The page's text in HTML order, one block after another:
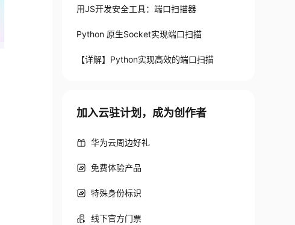
用JS开发安全工具：端口扫描器
Python 原生Socket实现端口扫描
【详解】Python实现高效的端口扫描
加入云驻计划，成为创作者
华为云周边好礼
免费体验产品
特殊身份标识
线下官方门票